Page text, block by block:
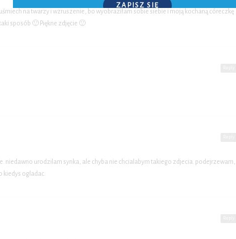
na twarzy i wzruszenie, bo wyobraziłam sobie siebie i moją kochaną córeczkę
sposób 🙂 Piękne zdjęcie 🙂
niedawno urodzilam synka, ale chyba nie chcialabym takiego zdjecia. podejrzewam,
kiedys ogladac.
ZAPISZ SIĘ